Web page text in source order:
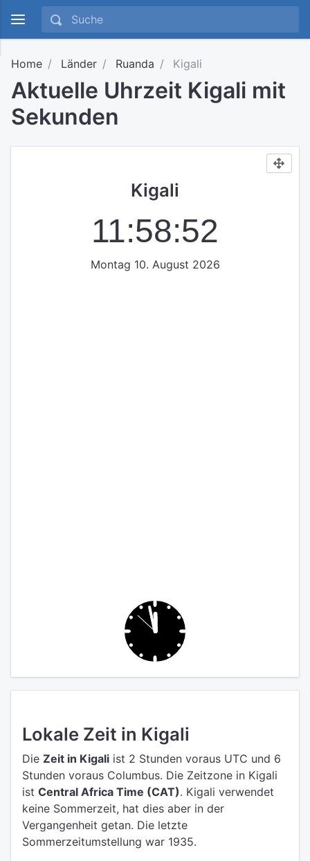
Home Länder Ruanda Kigali
Aktuelle Uhrzeit Kigali mit
Sekunden
Kigali
11:58:52
Montag 10. August 2026
Lokale Zeit in Kigali
Die Zeit in Kigali ist 2 Stunden voraus UTC und 6
Stunden voraus Columbus. Die Zeitzone in Kigali
ist Central Africa Time (CAT). Kigali verwendet
keine Sommerzeit, hat dies aber in der
Vergangenheit getan. Die letzte
Sommerzeitumstellung war 1935.